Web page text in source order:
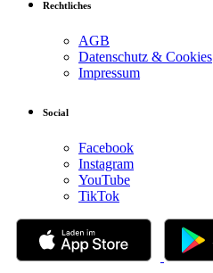
Rechtliches
AGB
Datenschutz & Cookies
Impressum
Social
Facebook
Instagram
YouTube
TikTok